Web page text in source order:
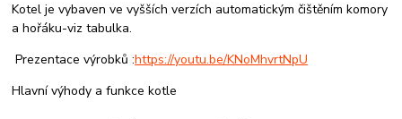
Kotel je vybaven ve vyšších verzích automatickým čištěním komory
a hořáku-viz tabulka.
Prezentace výrobků :https://youtu.be/KNoMhvrtNpU
Hlavní výhody a funkce kotle